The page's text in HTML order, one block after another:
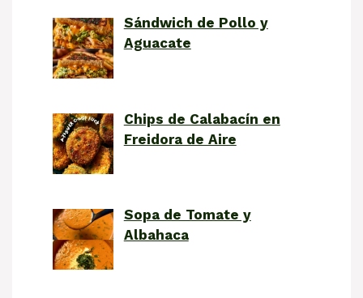
Sándwich de Pollo y
Aguacate
Chips de Calabacín en
Freidora de Aire
Sopa de Tomate y
Albahaca